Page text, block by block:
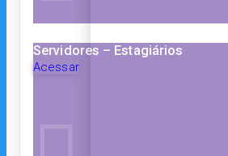
Servidores – Estagiários
Acessar